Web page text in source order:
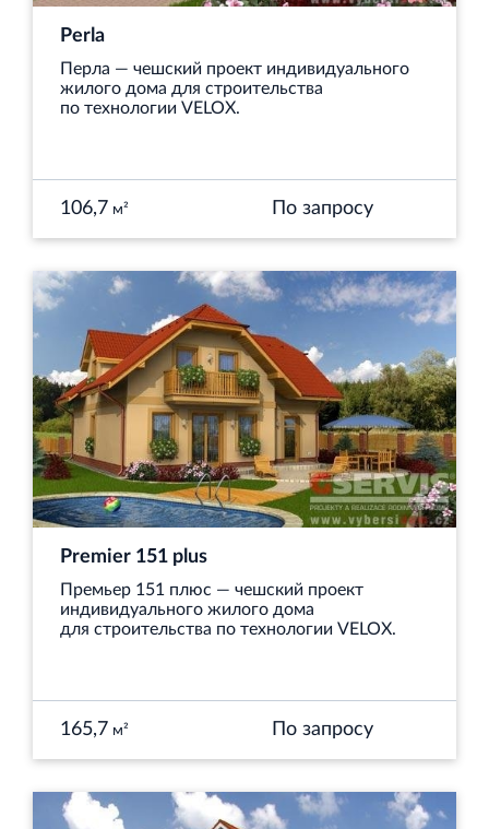
Perla
Перла — чешский проект индивидуального
жилого дома для строительства
по технологии VELOX.
106,7 м² По запросу
Premier 151 plus
Премьер 151 плюс — чешский проект
индивидуального жилого дома
для строительства по технологии VELOX.
165,7 м² По запросу